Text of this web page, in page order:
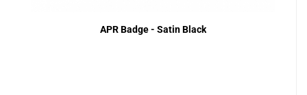
APR Badge - Satin Black